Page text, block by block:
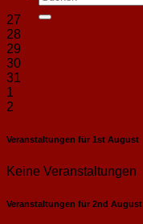
27
28
29
30
31
1
2
Veranstaltungen für 1st August
Keine Veranstaltungen
Veranstaltungen für 2nd August